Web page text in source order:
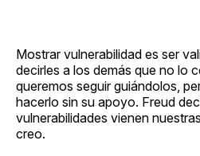
Mostrar vulnerabilidad es ser
decirles a los demás que no lo
queremos seguir guiándolos,
hacerlo sin su apoyo. Freud
vulnerabilidades vienen
creo.